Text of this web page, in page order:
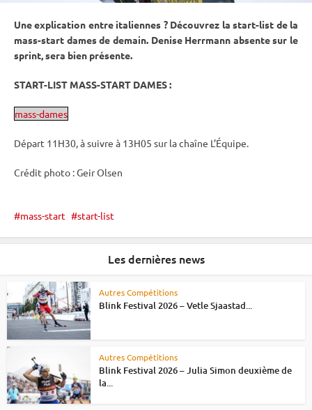
Une explication entre italiennes ? Découvrez la start-list de la
mass-start dames de demain. Denise Herrmann absente sur le
sprint, sera bien présente.
START-LIST MASS-START DAMES:
mass-dames
Départ 11H30, à suivre à 13H05 sur la chaîne L’Équipe.
Crédit photo : Geir Olsen
mass-start start-list
Les dernières news
Autres Compétitions
Blink Festival 2026 – Vetle Sjaastad...
Autres Compétitions
Blink Festival 2026 – Julia Simon deuxième de
la...